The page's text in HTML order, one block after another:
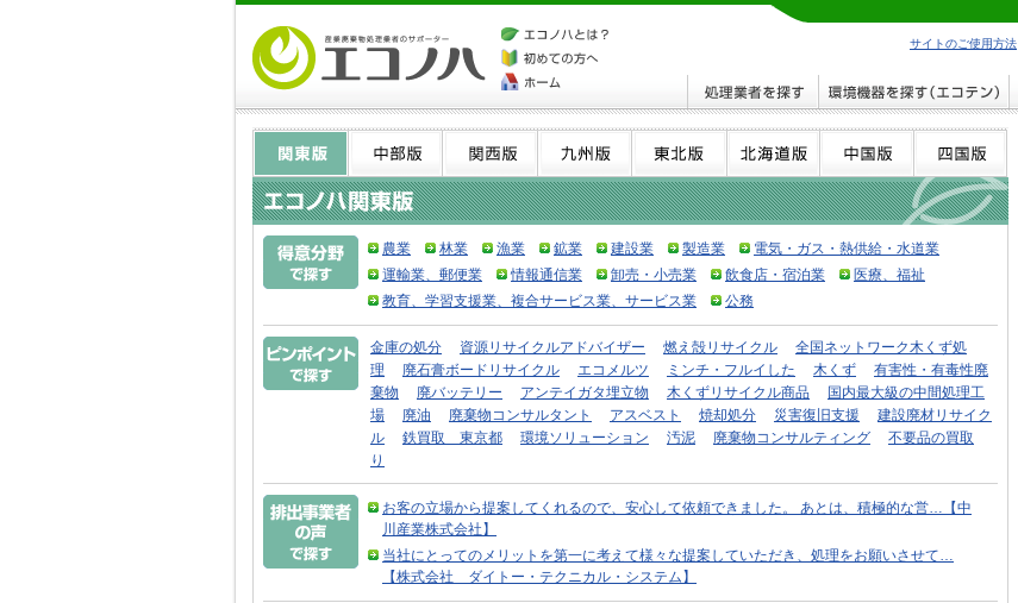
サイトのご使用方法
農業 林業 漁業 鉱業 建設業 製造業
電気・ガス・熱供給・水道業
運輸業、郵便業
情報通信業 卸売・小売業 飲食店・宿泊業
医療、福祉
教育、学習支援業、複合サービス業、サービス業
公務
金庫の処分 資源リサイクルアドバイザー 燃え殻リサイクル
全国ネットワーク木くず処
理
廃石膏ボードリサイクル エコメルツ ミンチ・フルイした 木くず
有害性・有毒性廃
棄物
廃バッテリー アンテイガタ埋立物 木くずリサイクル商品
国内最大級の中間処理工
場
廃油 廃棄物コンサルタント アスベスト 焼却処分 災害復旧支援
建設廃材リサイク
ル
鉄買取 東京都 環境ソリューション 汚泥 廃棄物コンサルティング
不要品の買取
り
お客の立場から提案してくれるので、安心して依頼できました。 あとは、積極的な営…【中
川産業株式会社】
当社にとってのメリットを第一に考えて様々な提案していただき、処理をお願いさせて…
【株式会社 ダイトー・テクニカル・システム】